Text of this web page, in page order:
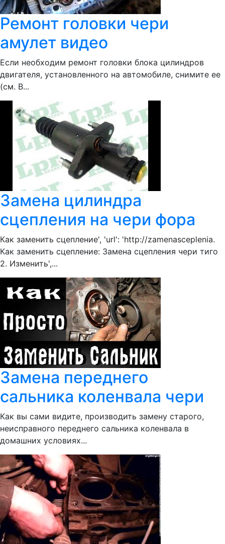
Ремонт головки чери
амулет видео
Если необходим ремонт головки блока цилиндров
двигателя, установленного на автомобиле, снимите ее
(см. В...
Замена цилиндра
сцепления на чери фора
Как заменить сцепление', 'url': 'http://zamenasceplenia.
Как заменить сцепление: Замена сцепления чери тиго
2. Изменить',...
Замена переднего
сальника коленвала чери
Как вы сами видите, производить замену старого,
неисправного переднего сальника коленвала в
домашних условиях...